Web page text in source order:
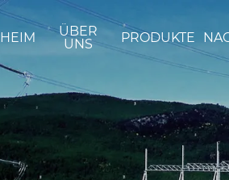
HEIM
ÜBER
UNS
PRODUKTE